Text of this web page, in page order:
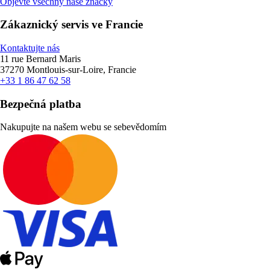
Zákaznický servis ve Francie
Kontaktujte nás
11 rue Bernard Maris
37270 Montlouis-sur-Loire, Francie
+33 1 86 47 62 58
Bezpečná platba
Nakupujte na našem webu se sebevědomím